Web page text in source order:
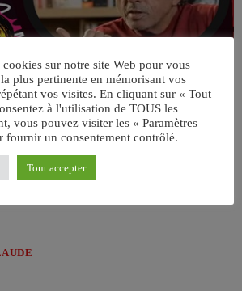
sur notre site Web pour vous
plus pertinente en mémorisant vos
vos visites. En cliquant sur « Tout
à l'utilisation de TOUS les
vous pouvez visiter les « Paramètres
fournir un consentement contrôlé.
Tout accepter